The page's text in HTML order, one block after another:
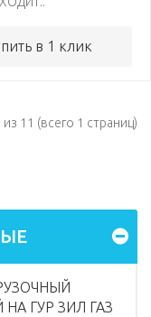
в 1 клик
11 (всего 1 страниц)
ГУР ЗИЛ ГАЗ